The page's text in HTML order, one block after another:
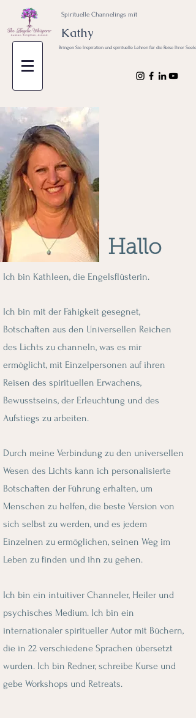
Kathy
Spirituelle Channelings mit
Bringen Sie Inspiration und spirituelle Lehren für die Reise Ihrer Seele
Hallo
Ich bin Kathleen, die Engelsflüsterin.
Ich bin mit der Fähigkeit gesegnet,
Botschaften aus den Universellen Reichen
des Lichts zu channeln, was es mir
ermöglicht, mit Einzelpersonen auf ihren
Reisen des spirituellen Erwachens,
Bewusstseins, der Erleuchtung und des
Aufstiegs zu arbeiten.
Durch meine Verbindung zu den universellen
Wesen des Lichts kann ich personalisierte
Botschaften der Führung erhalten, um
Menschen zu helfen, die beste Version von
sich selbst zu werden, und es jedem
Einzelnen zu ermöglichen, seinen Weg im
Leben zu finden und ihn zu gehen.
Ich bin ein intuitiver Channeler, Heiler und
psychisches Medium. Ich bin ein
internationaler spiritueller Autor mit Büchern,
die in 22 verschiedene Sprachen übersetzt
wurden. Ich bin Redner, schreibe Kurse und
gebe Workshops und Retreats.